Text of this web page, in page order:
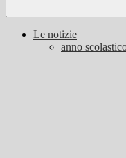
Le notizie
anno